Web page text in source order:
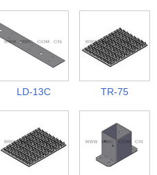
LD-13C TR-75